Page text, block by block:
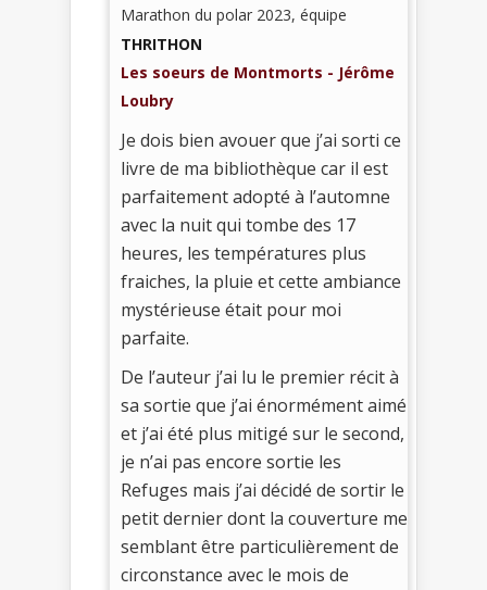
Marathon du polar 2023, équipe
THRITHON
Les soeurs de Montmorts - Jérôme
Loubry
Je dois bien avouer que j’ai sorti ce
livre de ma bibliothèque car il est
parfaitement adopté à l’automne
avec la nuit qui tombe des 17
heures, les températures plus
fraiches, la pluie et cette ambiance
mystérieuse était pour moi
parfaite.
De l’auteur j’ai lu le premier récit à
sa sortie que j’ai énormément aimé
et j’ai été plus mitigé sur le second,
je n’ai pas encore sortie les
Refuges mais j’ai décidé de sortir le
petit dernier dont la couverture me
semblant être particulièrement de
circonstance avec le mois de